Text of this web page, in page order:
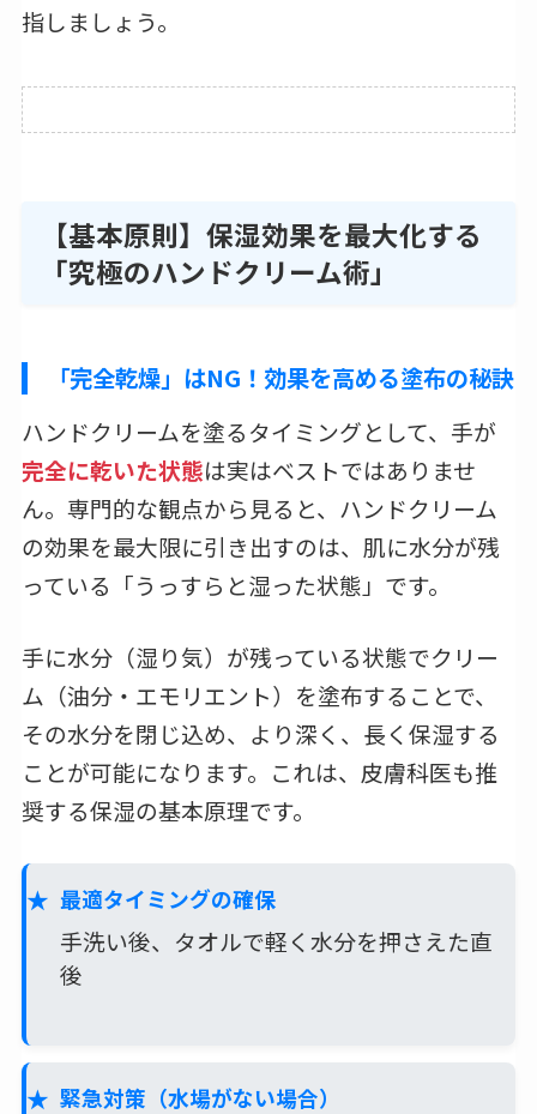
指しましょう。
【基本原則】保湿効果を最大化する
「究極のハンドクリーム術」
「完全乾燥」はNG！効果を高める塗布の秘訣
ハンドクリームを塗るタイミングとして、手が
完全に乾いた状態は実はベストではありませ
ん。専門的な観点から見ると、ハンドクリーム
の効果を最大限に引き出すのは、肌に水分が残
っている「うっすらと湿った状態」です。
手に水分（湿り気）が残っている状態でクリー
ム（油分・エモリエント）を塗布することで、
その水分を閉じ込め、より深く、長く保湿する
ことが可能になります。これは、皮膚科医も推
奨する保湿の基本原理です。
最適タイミングの確保
手洗い後、タオルで軽く水分を押さえた直
後
緊急対策（水場がない場合）